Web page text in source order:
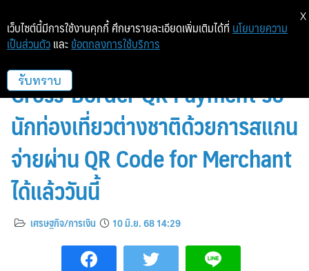
ชวนร้านค้าขนาดเล็กสมัครใช้บริการ
Cross-Border QR Payment รับ
นักท่องเที่ยวต่างชาติด้วยการสแกน
จ่ายผ่าน QR Code for Merchant
ได้แล้ววันนี้
เศรษฐกิจ/การเงิน 10 มิ.ย. 68 14:29
เว็บไซต์นี้มีการใช้งานคุกกี้ ศึกษารายละเอียดเพิ่มเติมได้ที่ นโยบายความ
เป็นส่วนตัว และ ข้อตกลงการใช้บริการ
รับทราบ
X